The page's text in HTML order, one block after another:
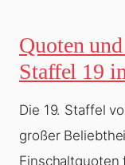
Quoten
Staffel 19
Die 19. Staffel
großer
Einschaltquoten